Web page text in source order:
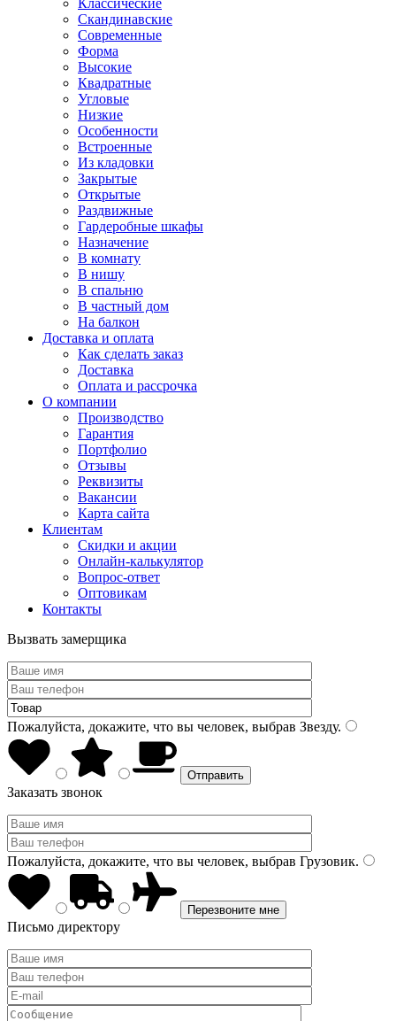
Классические
Скандинавские
Современные
Форма
Высокие
Квадратные
Угловые
Низкие
Особенности
Встроенные
Из кладовки
Закрытые
Открытые
Раздвижные
Гардеробные шкафы
Назначение
В комнату
В нишу
В спальню
В частный дом
На балкон
Доставка и оплата
Как сделать заказ
Доставка
Оплата и рассрочка
О компании
Производство
Гарантия
Портфолио
Отзывы
Реквизиты
Вакансии
Карта сайта
Клиентам
Скидки и акции
Онлайн-калькулятор
Вопрос-ответ
Оптовикам
Контакты
Вызвать замерщика
Пожалуйста, докажите, что вы человек, выбрав Звезду.
Заказать звонок
Пожалуйста, докажите, что вы человек, выбрав Грузовик.
Письмо директору